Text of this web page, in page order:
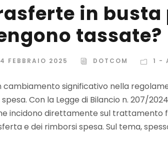
in busta
tassate?
FEBBRAIO 2025 DOTCOM 1 -
cambiamento significativo nella
Con la Legge di Bilancio n. 207/
incidono direttamente sul
e dei rimborsi spesa. Sul tema,